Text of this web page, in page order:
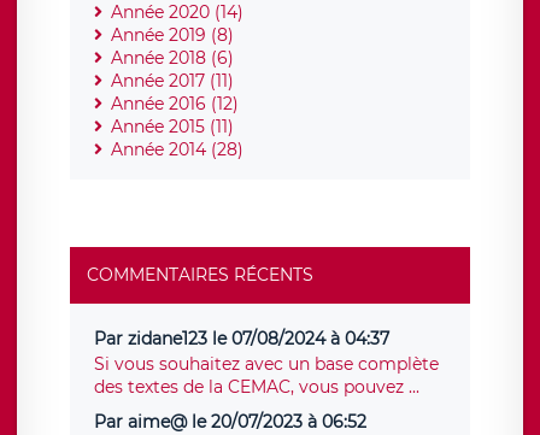
Année 2020 (14)
Année 2019 (8)
Année 2018 (6)
Année 2017 (11)
Année 2016 (12)
Année 2015 (11)
Année 2014 (28)
COMMENTAIRES RÉCENTS
Par zidane123 le 07/08/2024 à 04:37
Si vous souhaitez avec un base complète
des textes de la CEMAC, vous pouvez ...
Par aime@ le 20/07/2023 à 06:52